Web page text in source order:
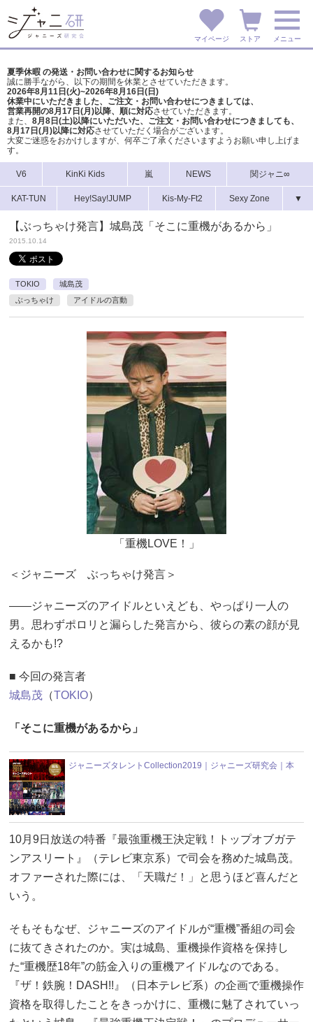
マイページ ストア メニュー
夏季休暇 の発送・お問い合わせに関するお知らせ
誠に勝手ながら、以下の期間を休業とさせていただきます。
2026年8月11日(火)~2026年8月16日(日)
休業中にいただきました、ご注文・お問い合わせにつきましては、
営業再開の8月17日(月)以降、順に対応させていただきます。
また、 8月8日(土)以降にいただいた、ご注文・ お問い合わせにつきましても、
8月17日(月)以降に対応させていただく場合がございます。
大変ご迷惑をおかけしますが、 何卒ご了承くださいますようお願い申し上げま
す。
V6 KinKi Kids 嵐 NEWS 関ジャニ∞
KAT-TUN Hey!Say!JUMP Kis-My-Ft2 Sexy Zone ▼
【ぶっちゃけ発言】城島茂「そこに重機があるから」
2015.10.14
TOKIO
城島茂
ぶっちゃけ
アイドルの言動
「重機LOVE！」
＜ジャニーズ ぶっちゃけ発言＞
――ジャニーズのアイドルといえども、やっぱり一人の
男。思わずポロリと漏らした発言から、彼らの素の顔が見
えるかも!?
■ 今回の発言者
城島茂 （TOKIO）
「そこに重機があるから」
ジャニーズタレントCollection2019｜ジャニーズ研究会｜本
10月9日放送の特番『最強重機王決定戦！トップオブガテ
ンアスリート』（テレビ東京系）で司会を務めた城島茂。
オファーされた際には、「天職だ！」と思うほど喜んだと
いう。
そもそもなぜ、ジャニーズのアイドルが“重機”番組の司会
に抜てきされたのか。実は城島、重機操作資格を保持し
た“重機歴18年”の筋金入りの重機アイドルなのである。
『ザ！鉄腕！DASH!!』（日本テレビ系）の企画で重機操作
資格を取得したことをきっかけに、重機に魅了されていっ